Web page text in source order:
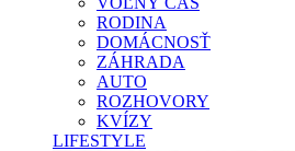
RODINA
DOMÁCNOSŤ
ZÁHRADA
AUTO
ROZHOVORY
KVÍZY
LIFESTYLE